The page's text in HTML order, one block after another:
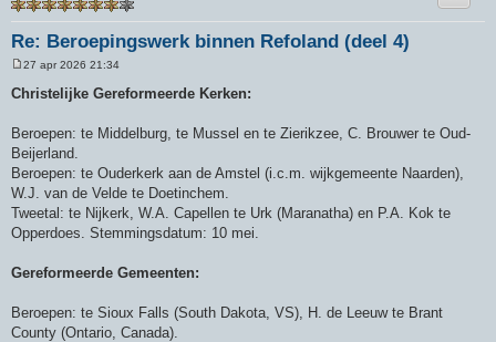
Re: Beroepingswerk binnen Refoland (deel 4)
e
r
h
t
27 apr 2026 21:34
Christelijke Gereformeerde Kerken:
Beroepen: te Middelburg, te Mussel en te Zierikzee, C. Brouwer te Oud-
Beijerland.
Beroepen: te Ouderkerk aan de Amstel (i.c.m. wijkgemeente Naarden),
W.J. van de Velde te Doetinchem.
Tweetal: te Nijkerk, W.A. Capellen te Urk (Maranatha) en P.A. Kok te
Opperdoes. Stemmingsdatum: 10 mei.
Gereformeerde Gemeenten:
Beroepen: te Sioux Falls (South Dakota, VS), H. de Leeuw te Brant
County (Ontario, Canada).